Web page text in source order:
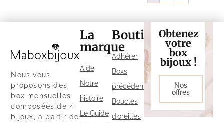
Nous vous
proposons des
box mensuelles
composées de 4
bijoux, à partir de
La
marque
Aide
Notre
histoire
Le Guide
Boutique
Adhérer
Boxs
précédentes
Boucles
d’oreilles
Obtenez
votre
box
bijoux !
Nos
offres